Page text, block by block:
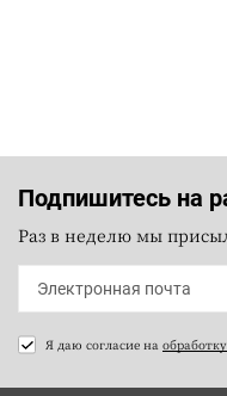
Подпишитесь на
Раз в неделю мы
Я даю согласие на